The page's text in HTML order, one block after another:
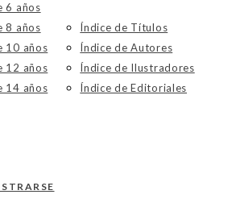
6 años
8 años
10 años
12 años
14 años
Índice de Títulos
Índice de Autores
Índice de Ilustradores
Índice de Editoriales